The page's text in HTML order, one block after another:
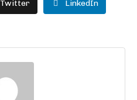
Twitter LinkedIn